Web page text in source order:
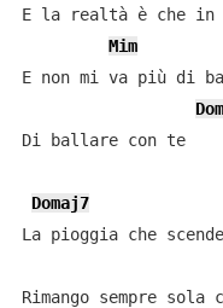
E la realtà è che in
Mim
E non mi va più di
Di ballare con te
Domaj7
La pioggia che scende
Rimango sempre